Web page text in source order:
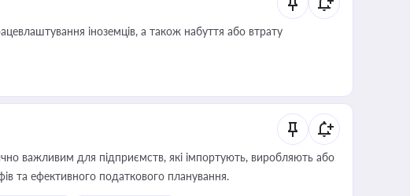
іноземців, а також набуття або втрату
важливим для підприємств, які імпортують, виробляють або
та ефективного податкового планування.